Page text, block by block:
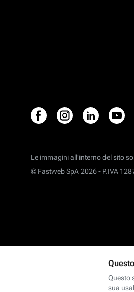
Le immagini all’interno del sito
© Fastweb SpA 2026 - P.IVA